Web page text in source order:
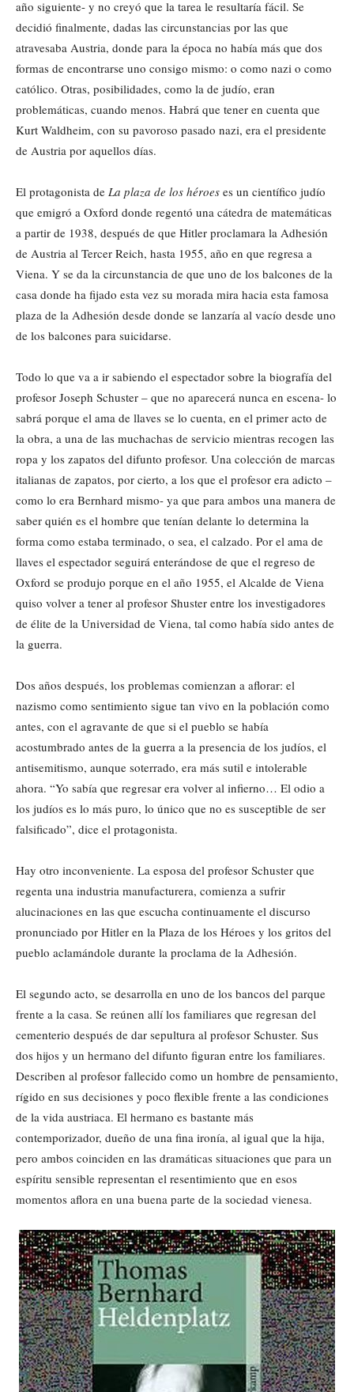
año siguiente- y no creyó que la tarea le resultaría fácil. Se
decidió finalmente, dadas las circunstancias por las que
atravesaba Austria, donde para la época no había más que dos
formas de encontrarse uno consigo mismo: o como nazi o como
católico. Otras, posibilidades, como la de judío, eran
problemáticas, cuando menos. Habrá que tener en cuenta que
Kurt Waldheim, con su pavoroso pasado nazi, era el presidente
de Austria por aquellos días.
El protagonista de La plaza de los héroes es un científico judío
que emigró a Oxford donde regentó una cátedra de matemáticas
a partir de 1938, después de que Hitler proclamara la Adhesión
de Austria al Tercer Reich, hasta 1955, año en que regresa a
Viena. Y se da la circunstancia de que uno de los balcones de la
casa donde ha fijado esta vez su morada mira hacia esta famosa
plaza de la Adhesión desde donde se lanzaría al vacío desde uno
de los balcones para suicidarse.
Todo lo que va a ir sabiendo el espectador sobre la biografía del
profesor Joseph Schuster – que no aparecerá nunca en escena- lo
sabrá porque el ama de llaves se lo cuenta, en el primer acto de
la obra, a una de las muchachas de servicio mientras recogen las
ropa y los zapatos del difunto profesor. Una colección de marcas
italianas de zapatos, por cierto, a los que el profesor era adicto –
como lo era Bernhard mismo- ya que para ambos una manera de
saber quién es el hombre que tenían delante lo determina la
forma como estaba terminado, o sea, el calzado. Por el ama de
llaves el espectador seguirá enterándose de que el regreso de
Oxford se produjo porque en el año 1955, el Alcalde de Viena
quiso volver a tener al profesor Shuster entre los investigadores
de élite de la Universidad de Viena, tal como había sido antes de
la guerra.
Dos años después, los problemas comienzan a aflorar: el
nazismo como sentimiento sigue tan vivo en la población como
antes, con el agravante de que si el pueblo se había
acostumbrado antes de la guerra a la presencia de los judíos, el
antisemitismo, aunque soterrado, era más sutil e intolerable
ahora. “Yo sabía que regresar era volver al infierno… El odio a
los judíos es lo más puro, lo único que no es susceptible de ser
falsificado”, dice el protagonista.
Hay otro inconveniente. La esposa del profesor Schuster que
regenta una industria manufacturera, comienza a sufrir
alucinaciones en las que escucha continuamente el discurso
pronunciado por Hitler en la Plaza de los Héroes y los gritos del
pueblo aclamándole durante la proclama de la Adhesión.
El segundo acto, se desarrolla en uno de los bancos del parque
frente a la casa. Se reúnen allí los familiares que regresan del
cementerio después de dar sepultura al profesor Schuster. Sus
dos hijos y un hermano del difunto figuran entre los familiares.
Describen al profesor fallecido como un hombre de pensamiento,
rígido en sus decisiones y poco flexible frente a las condiciones
de la vida austriaca. El hermano es bastante más
contemporizador, dueño de una fina ironía, al igual que la hija,
pero ambos coinciden en las dramáticas situaciones que para un
espíritu sensible representan el resentimiento que en esos
momentos aflora en una buena parte de la sociedad vienesa.